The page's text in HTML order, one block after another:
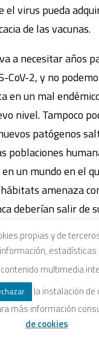
el virus pueda
de las vacunas.
a necesitar años
CoV-2, y no
en un mal
nivel. Tampoco
patógenos
poblaciones
un mundo en el
amenaza
deberían salir de
y el
de su parte;
garantía de que
características que
si seremos
propias y de
multimedia
la instalación de
más información
de cookies